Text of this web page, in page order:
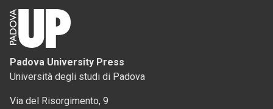
Padova University Press
Università degli studi di Padova
Via del Risorgimento, 9